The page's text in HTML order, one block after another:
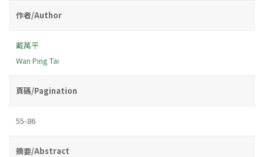
作者/Author
戴萬平
Wan Ping Tai
頁碼/Pagination
55-86
摘要/Abstract